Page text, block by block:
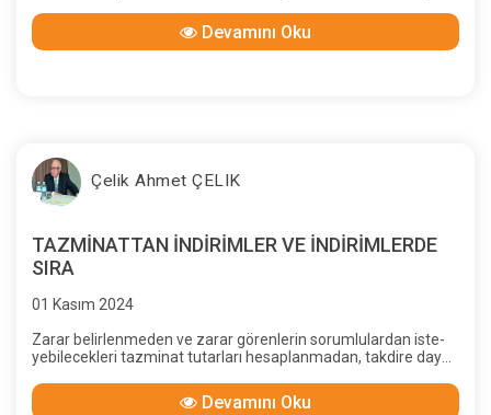
Devamını Oku
Çelik Ahmet ÇELIK
TAZMİNATTAN İNDİRİMLER VE İNDİRİMLERDE
SIRA
01 Kasım 2024
Zarar belirlenmeden ve zarar görenlerin sorumlulardan iste-
yebilecekleri tazminat tutarları hesaplanmadan, takdire dayalı
Devamını Oku